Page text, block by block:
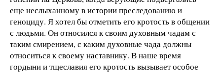
еще неслыханному в истории преследованию и
геноциду. Я хотел бы отметить его кротость в общении
с людьми. Он относился к своим духовным чадам с
таким смирением, с каким духовные чада должны
относиться к своему наставнику. В наше время
гордыни и тщеславия его кротость вызывает особое